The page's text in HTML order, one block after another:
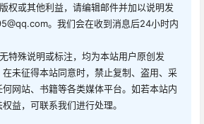
权或其他利益，请编辑邮件并加以说明发
。我们会在收到消息后24小时内
特殊说明或标注，均为本站用户原创发
未征得本站同意时，禁止复制、盗用、采
网站、书籍等各类媒体平台。如若本站内
益，可联系我们进行处理。